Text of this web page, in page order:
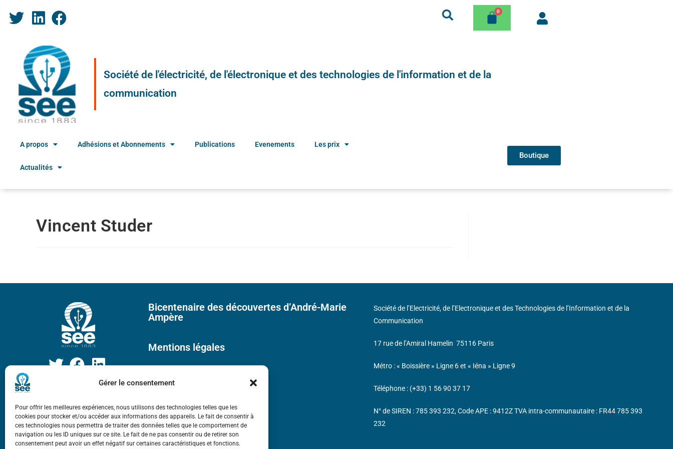
Gérer le consentement
Pour offrir les meilleures expériences, nous utilisons des technologies telles que les
cookies pour stocker et/ou accéder aux informations des appareils. Le fait de consentir à
ces technologies nous permettra de traiter des données telles que le comportement de
navigation ou les ID uniques sur ce site. Le fait de ne pas consentir ou de retirer son
consentement peut avoir un effet négatif sur certaines caractéristiques et fonctions.
Société de l'électricité, de l'électronique et des technologies de l'information et de la
communication
A propos Adhésions et Abonnements Publications Evenements Les prix
Actualités
Boutique
Vincent Studer
Bicentenaire des découvertes d’André-Marie
Ampère
Mentions légales
Société de l’Electricité, de l’Electronique et des Technologies de l’Information et de la
Communication
17 rue de l’Amiral Hamelin 75116 Paris
Métro : « Boissière » Ligne 6 et « Iéna » Ligne 9
Téléphone : (+33) 1 56 90 37 17
N° de SIREN : 785 393 232, Code APE : 9412Z TVA intra-communautaire : FR44 785 393
232